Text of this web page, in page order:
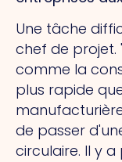
Une tâche
chef de projet.
comme la
plus rapide
de passer
circulaire. Il y